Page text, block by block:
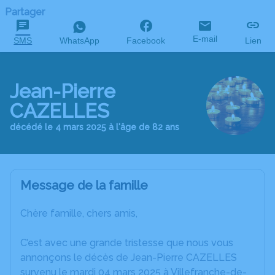
Partager
SMS WhatsApp Facebook E-mail Lien
Jean-Pierre
CAZELLES
décédé le 4 mars 2025 à l'âge de 82 ans
Message de la famille
Chère famille, chers amis,
C’est avec une grande tristesse que nous vous
annonçons le décès de Jean-Pierre CAZELLES
survenu le mardi 04 mars 2025 à Villefranche-de-